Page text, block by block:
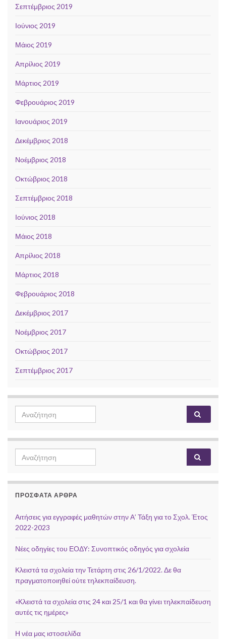
Σεπτέμβριος 2019
Ιούνιος 2019
Μάιος 2019
Απρίλιος 2019
Μάρτιος 2019
Φεβρουάριος 2019
Ιανουάριος 2019
Δεκέμβριος 2018
Νοέμβριος 2018
Οκτώβριος 2018
Σεπτέμβριος 2018
Ιούνιος 2018
Μάιος 2018
Απρίλιος 2018
Μάρτιος 2018
Φεβρουάριος 2018
Δεκέμβριος 2017
Νοέμβριος 2017
Οκτώβριος 2017
Σεπτέμβριος 2017
Search
for:
Search
for:
ΠΡΌΣΦΑΤΑ ΆΡΘΡΑ
Αιτήσεις για εγγραφές μαθητών στην Α’ Τάξη για το Σχολ. Έτος
2022-2023
Νέες οδηγίες του ΕΟΔΥ: Συνοπτικός οδηγός για σχολεία
Κλειστά τα σχολεία την Τετάρτη στις 26/1/2022. Δε θα
πραγματοποιηθεί ούτε τηλεκπαίδευση.
«Κλειστά τα σχολεία στις 24 και 25/1 και θα γίνει τηλεκπαίδευση
αυτές τις ημέρες»
Η νέα μας ιστοσελίδα